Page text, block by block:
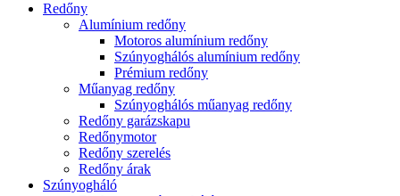
Redőny
Alumínium redőny
Motoros alumínium redőny
Szúnyoghálós alumínium redőny
Prémium redőny
Műanyag redőny
Szúnyoghálós műanyag redőny
Redőny garázskapu
Redőnymotor
Redőny szerelés
Redőny árak
Szúnyogháló